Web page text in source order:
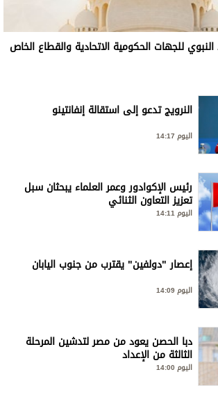
للجهات الحكومية الاتحادية والقطاع الخاص
النرويج تدعو إلى استقالة إنفانتينو
اليوم 14:17
رئيس الإكوادور وعمر العلماء يبحثان سبل
تعزيز التعاون الثنائي
اليوم 14:11
إعصار "دولفين" يقترب من جنوب اليابان
اليوم 14:09
دبا الحصن يعود من مصر لتدشين المرحلة
الثالثة من الإعداد
اليوم 14:00